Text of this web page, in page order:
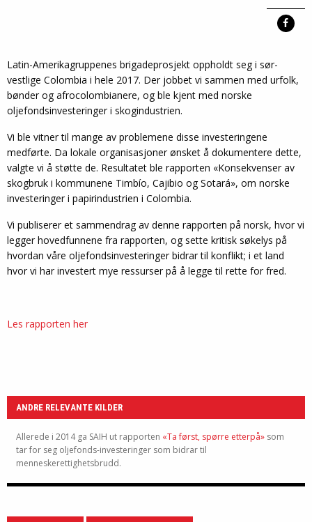
Latin-Amerikagruppenes brigadeprosjekt oppholdt seg i sør-
vestlige Colombia i hele 2017. Der jobbet vi sammen med urfolk,
bønder og afrocolombianere, og ble kjent med norske
oljefondsinvesteringer i skogindustrien.
Vi ble vitner til mange av problemene disse investeringene
medførte. Da lokale organisasjoner ønsket å dokumentere dette,
valgte vi å støtte de. Resultatet ble rapporten «Konsekvenser av
skogbruk i kommunene Timbío, Cajibio og Sotará», om norske
investeringer i papirindustrien i Colombia.
Vi publiserer et sammendrag av denne rapporten på norsk, hvor vi
legger hovedfunnene fra rapporten, og sette kritisk søkelys på
hvordan våre oljefondsinvesteringer bidrar til konflikt; i et land
hvor vi har investert mye ressurser på å legge til rette for fred.
Les rapporten her
ANDRE RELEVANTE KILDER
Allerede i 2014 ga SAIH ut rapporten «Ta først, spørre etterpå» som
tar for seg oljefonds-investeringer som bidrar til
menneskerettighetsbrudd.